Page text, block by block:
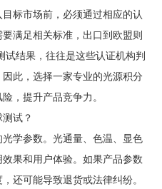
标市场前，必须通过相应的认
满足相关标准，出口到欧盟则
试结果，往往是这些认证机构判
此，选择一家专业的光源积分
，提升产品竞争力。
试？
学参数。光通量、色温、显色
果和用户体验。如果产品参数
还可能导致退货或法律纠纷。